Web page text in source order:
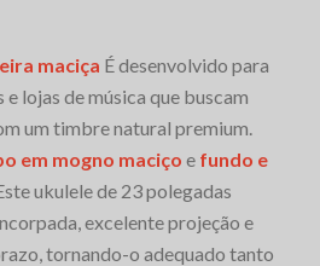
maciça É desenvolvido para
lojas de música que buscam
um timbre natural premium.
em mogno maciço e fundo e
Este ukulele de 23 polegadas
excelente projeção e
tornando-o adequado tanto